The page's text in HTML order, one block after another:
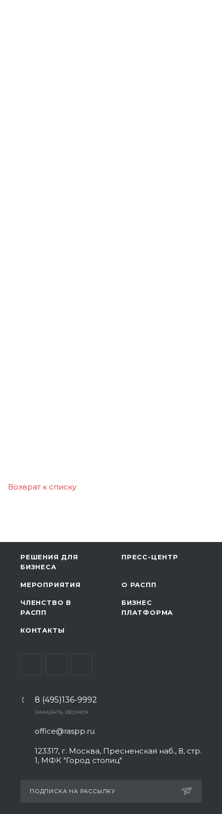
Возврат к списку
РЕШЕНИЯ ДЛЯ
БИЗНЕСА
ПРЕСС-ЦЕНТР
МЕРОПРИЯТИЯ О РАСПП
ЧЛЕНСТВО В
РАСПП
БИЗНЕС
ПЛАТФОРМА
КОНТАКТЫ
8 (495)136-9992
ЗАКАЗАТЬ ЗВОНОК
office@raspp.ru
123317, г. Москва, Пресненская наб., 8, стр.
1, МФК "Город столиц"
ПОДПИСКА НА РАССЫЛКУ